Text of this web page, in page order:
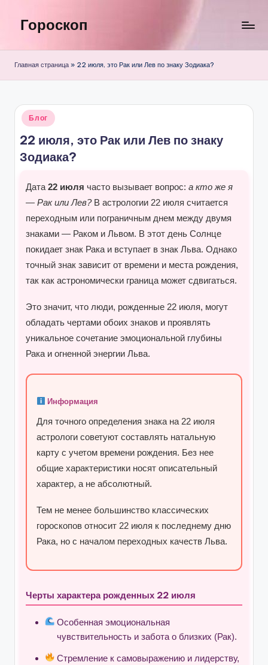
Перейти
содержимому
Гороскоп
Главная страница » 22 июля, это Рак или Лев по знаку Зодиака?
Опубликовано
Блог
22 июля, это Рак или Лев по знаку
Зодиака?
Дата 22 июля часто вызывает вопрос: а кто же я
— Рак или Лев?В астрологии 22 июля считается
переходным или пограничным днем между двумя
знаками — Раком и Львом. В этот день Солнце
покидает знак Рака и вступает в знак Льва. Однако
точный знак зависит от времени и места рождения,
так как астрономически граница может сдвигаться.
Это значит, что люди, рожденные 22 июля, могут
обладать чертами обоих знаков и проявлять
уникальное сочетание эмоциональной глубины
Рака и огненной энергии Льва.
Информация
Для точного определения знака на 22 июля
астрологи советуют составлять натальную
карту с учетом времени рождения. Без нее
общие характеристики носят описательный
характер, а не абсолютный.
Тем не менее большинство классических
гороскопов относит 22 июля к последнему дню
Рака, но с началом переходных качеств Льва.
Черты характера рожденных 22 июля
Особенная эмоциональная
чувствительность и забота о близких (Рак).
Стремление к самовыражению и лидерству,